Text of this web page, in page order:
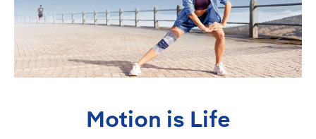
Motion is Life